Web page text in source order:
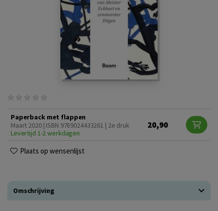
Paperback met flappen
Maart 2020 | ISBN 9789024433261 | 2e druk
Levertijd 1-2 werkdagen
20,90
Plaats op wensenlijst
Omschrijving